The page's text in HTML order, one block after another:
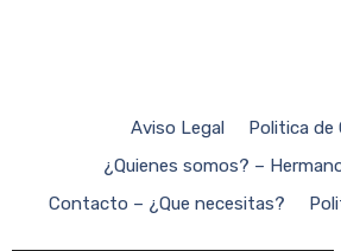
Aviso Legal
Politica de
¿Quienes somos? –
Contacto – ¿Que necesitas?